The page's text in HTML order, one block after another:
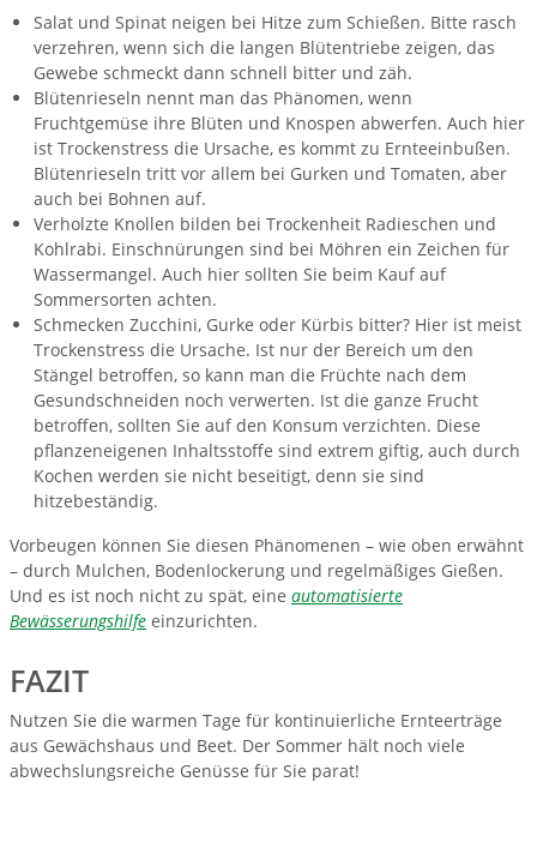
Salat und Spinat neigen bei Hitze zum Schießen. Bitte rasch
verzehren, wenn sich die langen Blütentriebe zeigen, das
Gewebe schmeckt dann schnell bitter und zäh.
Blütenrieseln nennt man das Phänomen, wenn
Fruchtgemüse ihre Blüten und Knospen abwerfen. Auch hier
ist Trockenstress die Ursache, es kommt zu Ernteeinbußen.
Blütenrieseln tritt vor allem bei Gurken und Tomaten, aber
auch bei Bohnen auf.
Verholzte Knollen bilden bei Trockenheit Radieschen und
Kohlrabi. Einschnürungen sind bei Möhren ein Zeichen für
Wassermangel. Auch hier sollten Sie beim Kauf auf
Sommersorten achten.
Schmecken Zucchini, Gurke oder Kürbis bitter? Hier ist meist
Trockenstress die Ursache. Ist nur der Bereich um den
Stängel betroffen, so kann man die Früchte nach dem
Gesundschneiden noch verwerten. Ist die ganze Frucht
betroffen, sollten Sie auf den Konsum verzichten. Diese
pflanzeneigenen Inhaltsstoffe sind extrem giftig, auch durch
Kochen werden sie nicht beseitigt, denn sie sind
hitzebeständig.
Vorbeugen können Sie diesen Phänomenen – wie oben erwähnt
– durch Mulchen, Bodenlockerung und regelmäßiges Gießen.
Und es ist noch nicht zu spät, eine automatisierte
Bewässerungshilfe einzurichten.
FAZIT
Nutzen Sie die warmen Tage für kontinuierliche Ernteerträge
aus Gewächshaus und Beet. Der Sommer hält noch viele
abwechslungsreiche Genüsse für Sie parat!